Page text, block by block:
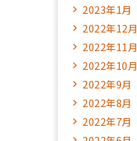
2023年1月
2022年12月
2022年11月
2022年10月
2022年9月
2022年8月
2022年7月